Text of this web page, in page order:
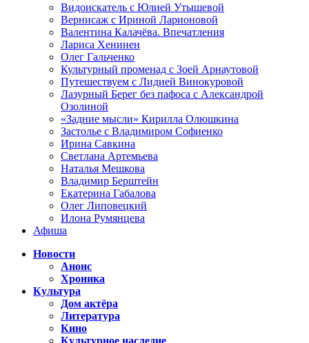
Видоискатель с Юлией Утышевой
Вернисаж с Ириной Ларионовой
Валентина Калачёва. Впечатления
Лариса Хенинен
Олег Гальченко
Культурный променад с Зоей Арнаутовой
Путешествуем с Лидией Винокуровой
Лазурный Берег без пафоса с Александрой
Озолиной
«Задние мысли» Кирилла Олюшкина
Застолье с Владимиром Софиенко
Ирина Савкина
Светлана Артемьева
Наталья Мешкова
Владимир Берштейн
Екатерина Габалова
Олег Липовецкий
Илона Румянцева
Афиша
Новости
Анонс
Хроника
Культура
Дом актёра
Литература
Кино